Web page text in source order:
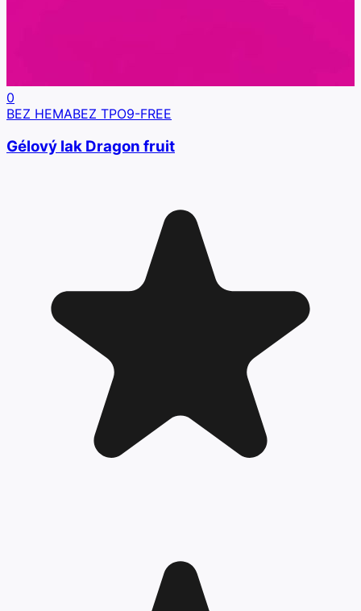
0
BEZ HEMABEZ TPO9-FREE
Gélový lak Dragon fruit